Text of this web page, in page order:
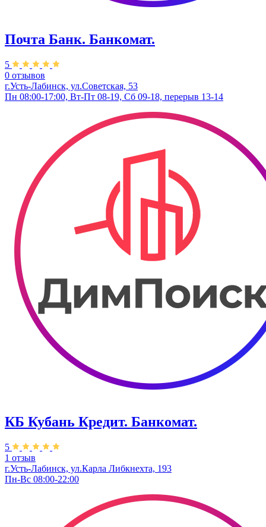
Почта Банк. Банкомат.
5
0 отзывов
г.Усть-Лабинск, ул.​Советская, 53
Пн 08:00-17:00, Вт-Пт 08-19, Сб 09-18, перерыв 13-14
КБ Кубань Кредит. Банкомат.
5
1 отзыв
г.Усть-Лабинск, ул.​Карла Либкнехта, 193
Пн-Вс 08:00-22:00